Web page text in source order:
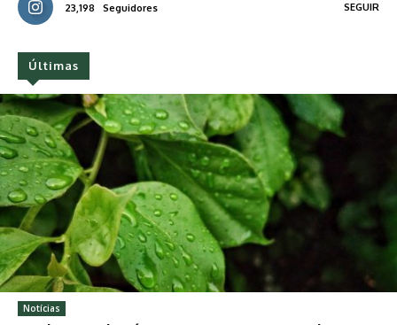
23,198 Seguidores SEGUIR
Últimas
Notícias